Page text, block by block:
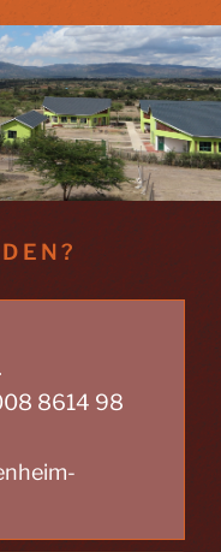
8614 98